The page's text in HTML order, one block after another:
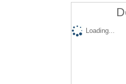
Loading...